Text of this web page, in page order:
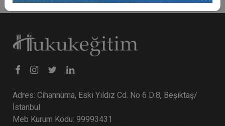
Adres: Cihannüma, Eski Yıldız Cd. No 6 D:8, Beşiktaş/
İstanbul
Meb Kurum Kodu: 99993431